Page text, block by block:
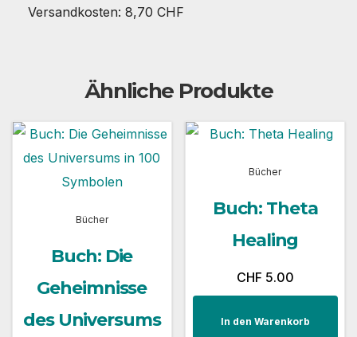
Versandkosten: 8,70 CHF
Ähnliche Produkte
Bücher
Buch: Die
Geheimnisse
des Universums
Bücher
Buch: Theta
Healing
CHF 5.00
In den Warenkorb